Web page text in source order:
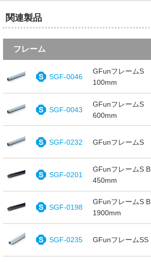
関連製品
フレーム
SGF-0046
GFunフレームS
100mm
SGF-0043
GFunフレームS
600mm
SGF-0232 GFunフレームS
SGF-0201
GFunフレームS B
450mm
SGF-0198
GFunフレームS B
1900mm
SGF-0235 GFunフレームSS